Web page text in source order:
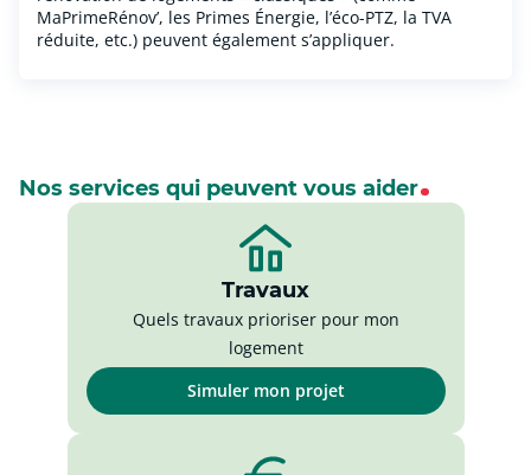
MaPrimeRénov’, les Primes Énergie, l’éco-PTZ, la TVA
réduite, etc.) peuvent également s’appliquer.
Nos services qui peuvent vous aider
Travaux
Quels travaux prioriser pour mon
logement
Simuler mon projet